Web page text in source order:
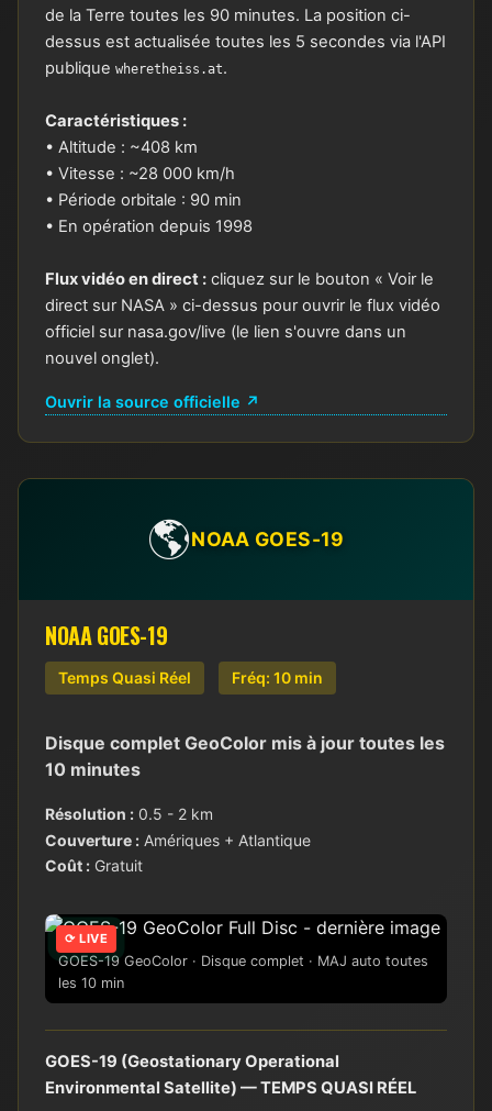
de la Terre toutes les 90 minutes. La position ci-
dessus est actualisée toutes les 5 secondes via l'API
publique wheretheiss.at.
Caractéristiques :
• Altitude : ~408 km
• Vitesse : ~28 000 km/h
• Période orbitale : 90 min
• En opération depuis 1998
Flux vidéo en direct : cliquez sur le bouton « Voir le
direct sur NASA » ci-dessus pour ouvrir le flux vidéo
officiel sur nasa.gov/live (le lien s'ouvre dans un
nouvel onglet).
Ouvrir la source officielle ↗
🌎NOAA GOES-19
NOAA GOES-19
Temps Quasi Réel Fréq: 10 min
Disque complet GeoColor mis à jour toutes les
10 minutes
Résolution : 0.5 - 2 km
Couverture : Amériques + Atlantique
Coût : Gratuit
GOES-19 GeoColor · Disque complet · MAJ auto toutes
les 10 min
⟳ LIVE
GOES-19 (Geostationary Operational
Environmental Satellite) — TEMPS QUASI RÉEL